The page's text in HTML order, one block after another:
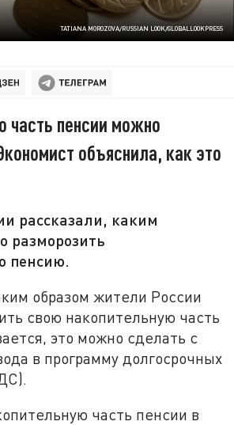
TATIANA MOROZOVA/RUSSIAN LOOK/GLOBALLOOKPRESS
часть пенсии можно
объяснила, как это
рассказали, каким
разморозить
пенсию.
образом жители России
свою накопительную часть
это можно сделать с
в программу долгосрочных
часть пенсии в